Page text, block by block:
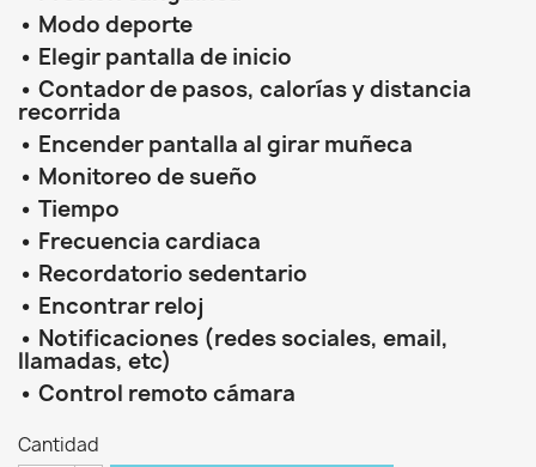
• Modo deporte
• Elegir pantalla de inicio
• Contador de pasos, calorías y distancia
recorrida
• Encender pantalla al girar muñeca
• Monitoreo de sueño
• Tiempo
• Frecuencia cardiaca
• Recordatorio sedentario
• Encontrar reloj
• Notificaciones (redes sociales, email,
llamadas, etc)
• Control remoto cámara
Cantidad